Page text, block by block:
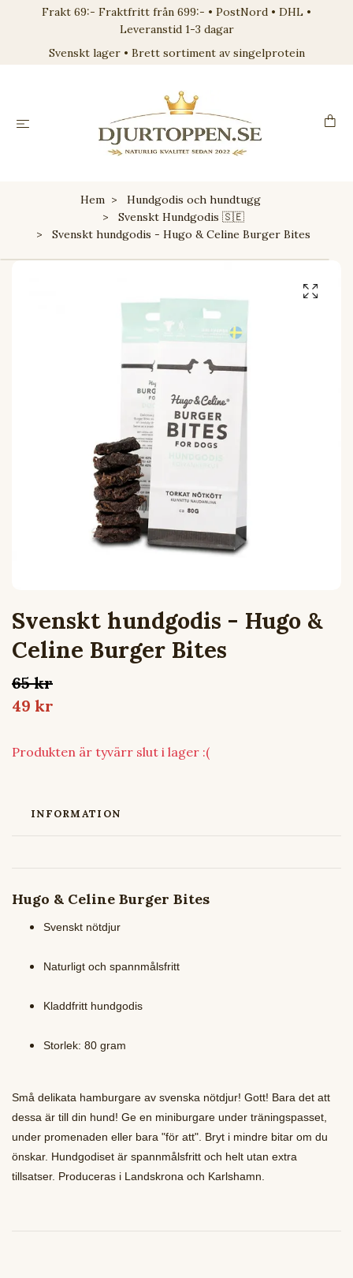
Frakt 69:- Fraktfritt från 699:- • PostNord • DHL •
Leveranstid 1-3 dagar
Svenskt lager • Brett sortiment av singelprotein
Hem
Hundgodis och hundtugg
Svenskt Hundgodis 🇸🇪
Svenskt hundgodis - Hugo & Celine Burger Bites
Svenskt hundgodis - Hugo &
Celine Burger Bites
65 kr
49 kr
Produkten är tyvärr slut i lager :(
INFORMATION
Hugo & Celine Burger Bites
Svenskt nötdjur
Naturligt och spannmålsfritt
Kladdfritt hundgodis
Storlek: 80 gram
Små delikata hamburgare av svenska nötdjur! Gott! Bara det att
dessa är till din hund! Ge en miniburgare under träningspasset,
under promenaden eller bara "för att". Bryt i mindre bitar om du
önskar. Hundgodiset är spannmålsfritt och helt utan extra
tillsatser. Produceras i Landskrona och Karlshamn.